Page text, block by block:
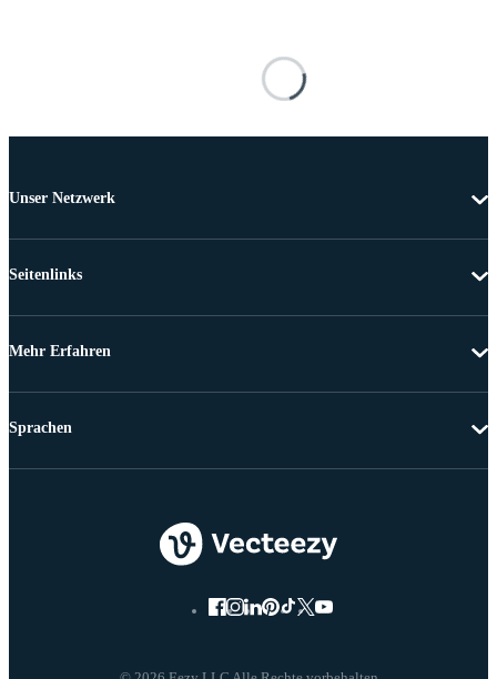
Unser Netzwerk
Seitenlinks
Mehr Erfahren
Sprachen